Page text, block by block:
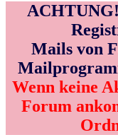
Mails von
Wenn keine
Forum